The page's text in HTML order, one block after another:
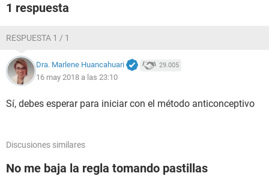
1 respuesta
RESPUESTA 1 / 1
Dra. Marlene Huancahuari 29.005
16 may 2018 a las 23:10
Sí, debes esperar para iniciar con el método anticonceptivo
Discusiones similares
No me baja la regla tomando pastillas